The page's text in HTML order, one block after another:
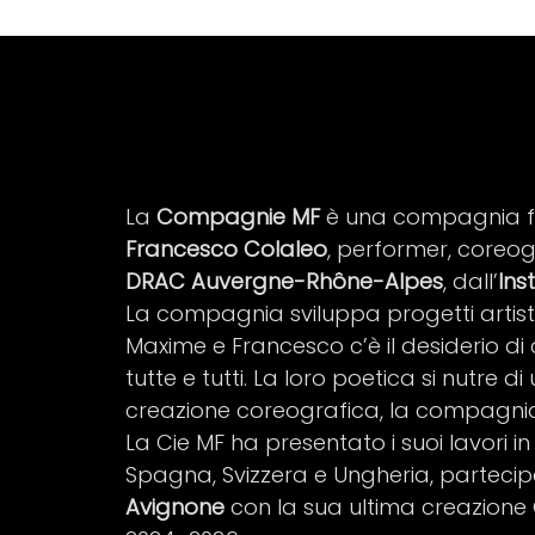
La Compagnie MFè una compagnia
Francesco Colaleo, performer,
DRAC Auvergne-Rhône-Alpes, dall’
La compagnia sviluppa progetti
Maxime e Francesco c’è il desiderio
tutte e tutti. La loro poetica si nutre
creazione coreografica, la
La Cie MF ha presentato i suoi lavori
Spagna, Svizzera e Ungheria,
Avignone con la sua ultima